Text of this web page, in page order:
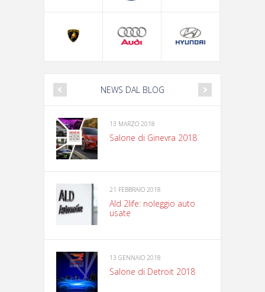
NEWS DAL BLOG
13 MARZO 2018
Salone di Ginevra 2018
21 FEBBRAIO 2018
Ald 2life: noleggio auto
usate
13 GENNAIO 2018
Salone di Detroit 2018